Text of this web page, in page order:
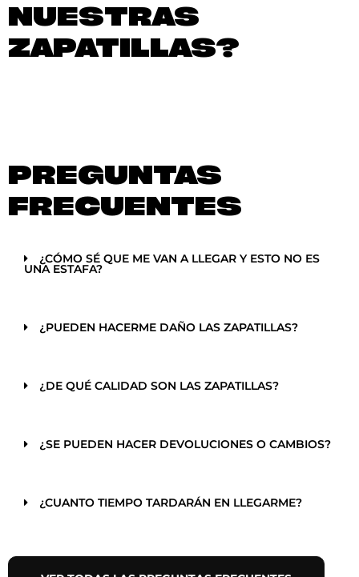
NUESTRAS
ZAPATILLAS?
PREGUNTAS
FRECUENTES
¿CÓMO SÉ QUE ME VAN A LLEGAR Y ESTO NO ES
UNA ESTAFA?
¿PUEDEN HACERME DAÑO LAS ZAPATILLAS?
¿DE QUÉ CALIDAD SON LAS ZAPATILLAS?
¿SE PUEDEN HACER DEVOLUCIONES O CAMBIOS?
¿CUANTO TIEMPO TARDARÁN EN LLEGARME?